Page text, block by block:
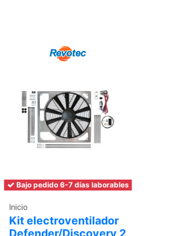
Bajo pedido 6-7 días laborables
Inicio
Kit electroventilador
Defender/Discovery 2